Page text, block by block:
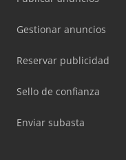
Gestionar anuncios
Reservar publicidad
Sello de confianza
Enviar subasta